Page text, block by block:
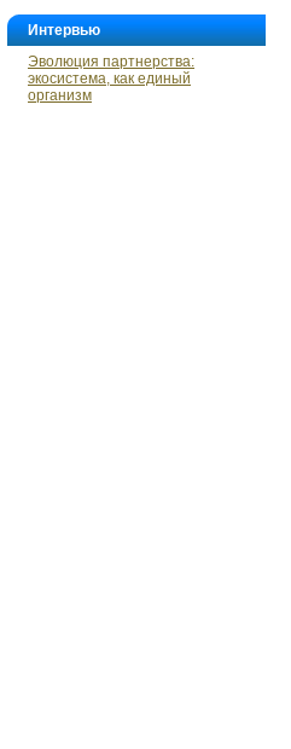
Интервью
Эволюция партнерства:
экосистема, как единый
организм